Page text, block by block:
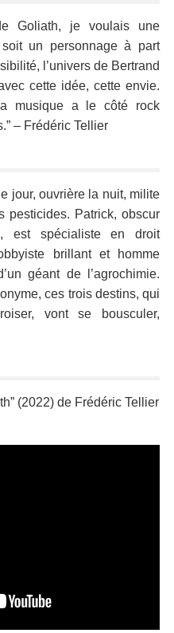
Goliath, je voulais une
un personnage à part
l’univers de Bertrand
cette idée, cette envie.
musique a le côté rock
– Frédéric Tellier
jour, ouvrière la nuit, milite
pesticides. Patrick, obscur
est spécialiste en droit
brillant et homme
géant de l’agrochimie.
ces trois destins, qui
vont se bousculer,
(2022) de Frédéric Tellier